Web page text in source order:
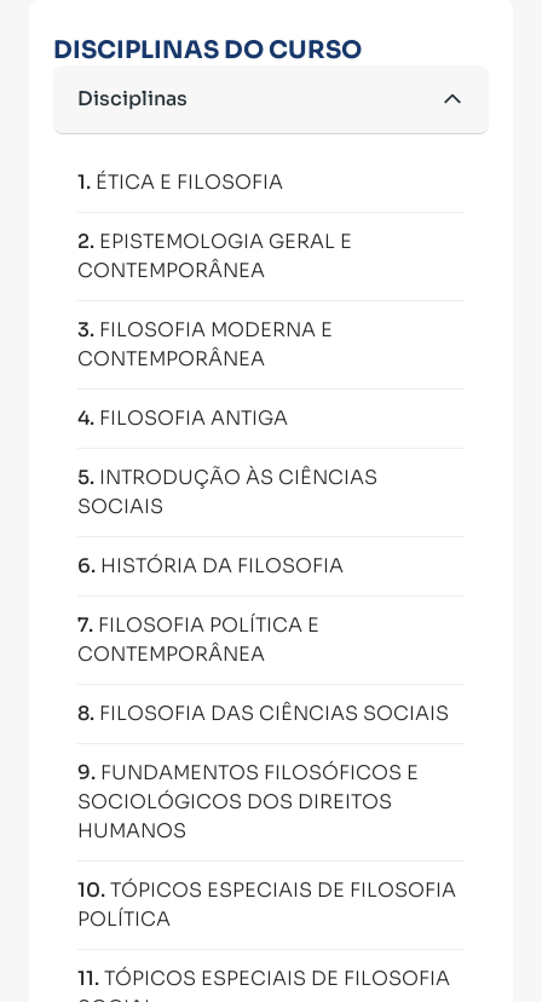
DISCIPLINAS DO CURSO
Disciplinas
1. ÉTICA E FILOSOFIA
2. EPISTEMOLOGIA GERAL E
CONTEMPORÂNEA
3. FILOSOFIA MODERNA E
CONTEMPORÂNEA
4. FILOSOFIA ANTIGA
5. INTRODUÇÃO ÀS CIÊNCIAS
SOCIAIS
6. HISTÓRIA DA FILOSOFIA
7. FILOSOFIA POLÍTICA E
CONTEMPORÂNEA
8. FILOSOFIA DAS CIÊNCIAS SOCIAIS
9. FUNDAMENTOS FILOSÓFICOS E
SOCIOLÓGICOS DOS DIREITOS
HUMANOS
10.TÓPICOS ESPECIAIS DE FILOSOFIA
POLÍTICA
11.TÓPICOS ESPECIAIS DE FILOSOFIA